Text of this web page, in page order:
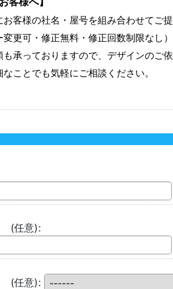
客様の社名・屋号を組み合わせてご提
更可・修正無料・修正回数制限なし）
承っておりますので、デザインのご依
ことでも気軽にご相談ください。
(任意):
(任意):